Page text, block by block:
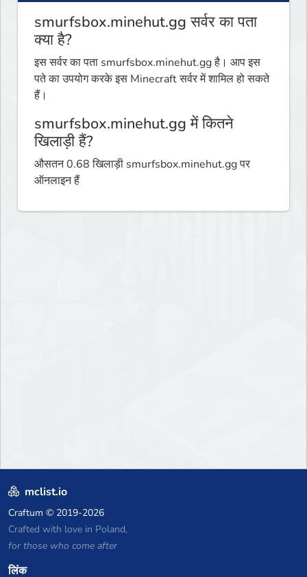
smurfsbox.minehut.gg सर्वर का पता
क्या है?
इस सर्वर का पता smurfsbox.minehut.gg है। आप इस
पते का उपयोग करके इस Minecraft सर्वर में शामिल हो सकते
हैं।
smurfsbox.minehut.gg में कितने
खिलाड़ी हैं?
औसतन 0.68 खिलाड़ी smurfsbox.minehut.gg पर
ऑनलाइन हैं
mclist.io
Craftum © 2019-2026
Crafted with love in Poland,
for those who come after
लिंक